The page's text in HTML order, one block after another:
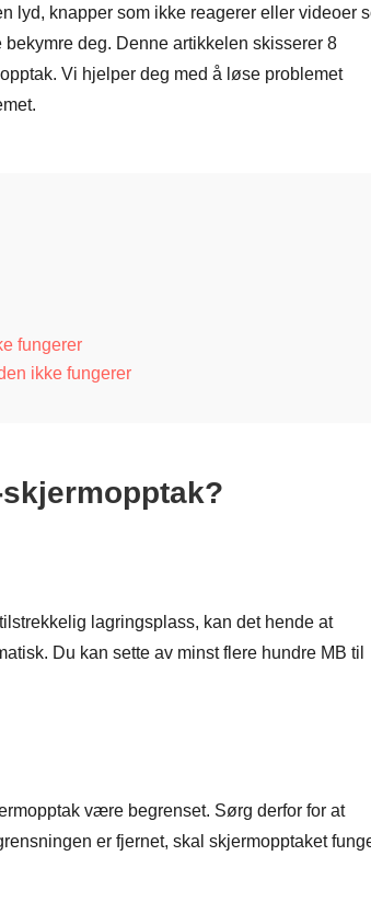
lyd, knapper som ikke reagerer eller videoer
deg. Denne artikkelen skisserer 8
Vi hjelper deg med å løse problemet
fungerer
ikke fungerer
lagringsplass, kan det hende at
Du kan sette av minst flere hundre MB til
være begrenset. Sørg derfor for at
er fjernet, skal skjermopptaket